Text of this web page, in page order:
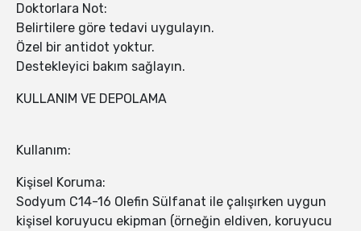
Doktorlara Not:
Belirtilere göre tedavi uygulayın.
Özel bir antidot yoktur.
Destekleyici bakım sağlayın.
KULLANIM VE DEPOLAMA
Kullanım:
Kişisel Koruma:
Sodyum C14-16 Olefin Sülfanat ile çalışırken uygun
kişisel koruyucu ekipman (örneğin eldiven, koruyucu